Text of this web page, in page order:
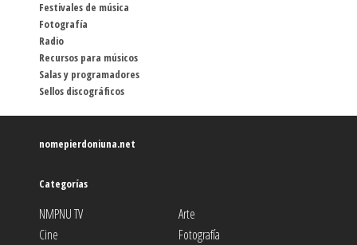
Festivales de música
Fotografía
Radio
Recursos para músicos
Salas y programadores
Sellos discográficos
nomepierdoniuna.net
Categorías
NMPNU TV
Arte
Cine
Fotografía